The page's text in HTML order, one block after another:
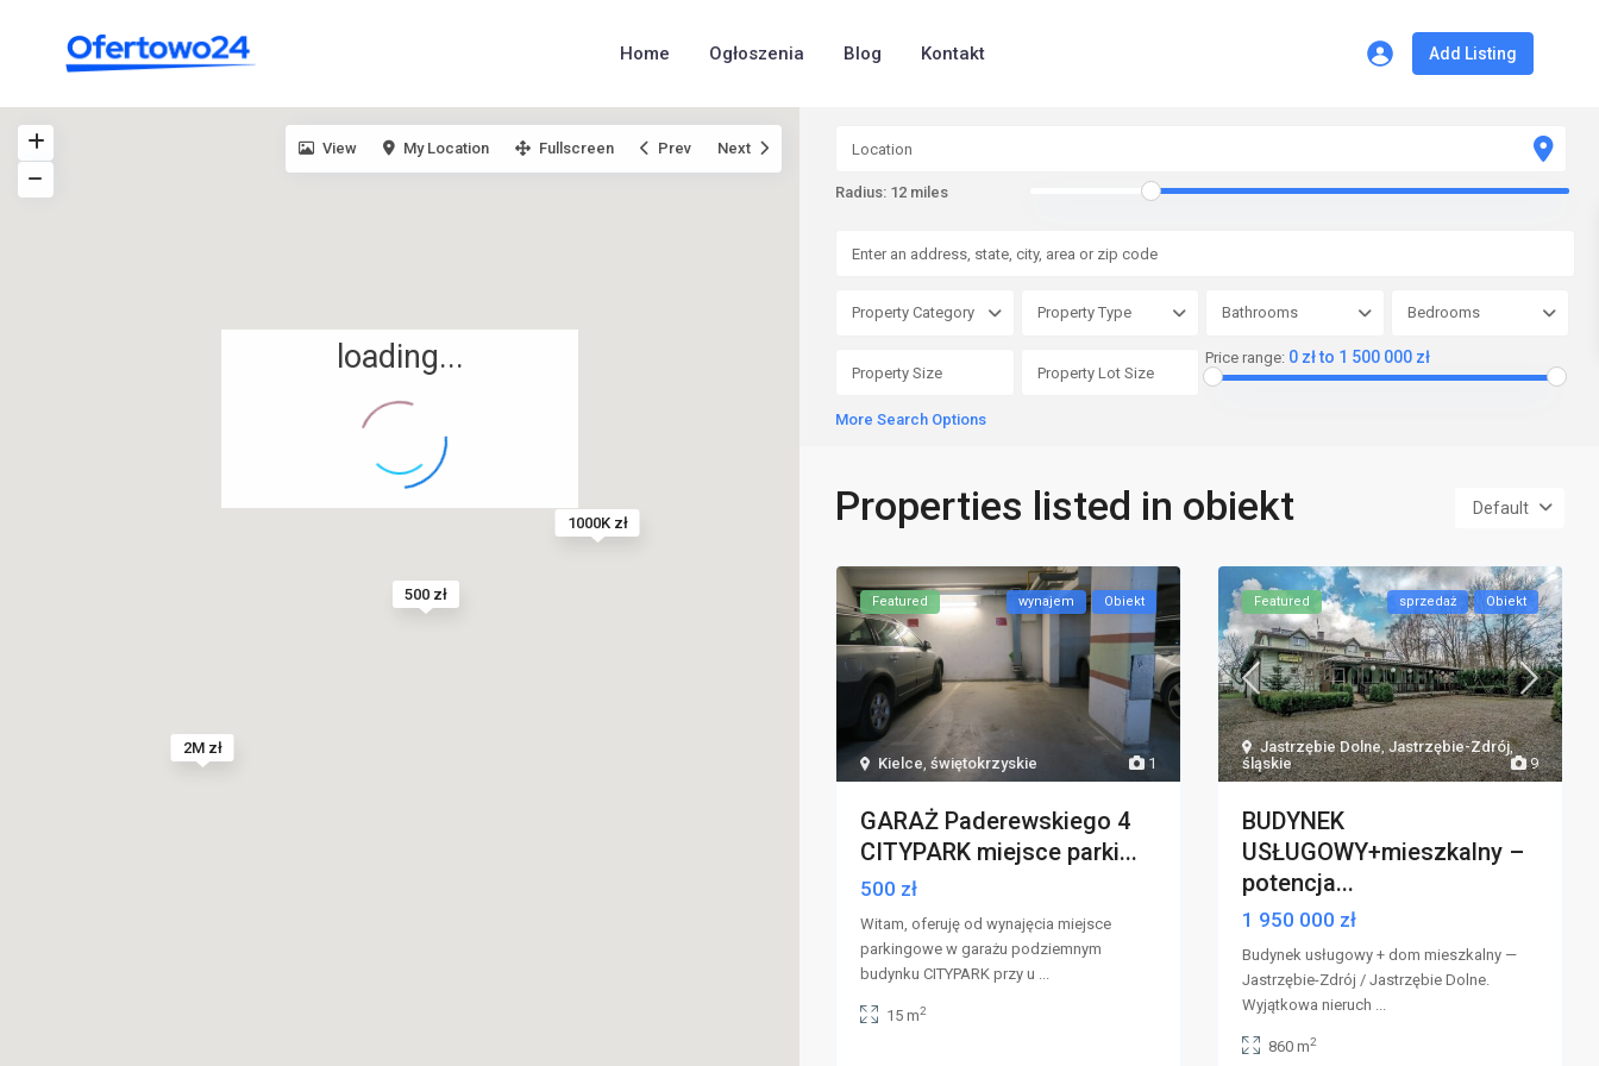
Home Ogłoszenia Blog Kontakt Add Listing
500 zł
2M zł
1000K zł
loading...
View My Location Fullscreen Prev Next
Radius: 12 miles
Property Category Property Type Bathrooms Bedrooms
Price range: 0 zł to 1 500 000 zł
More Search Options
Default
Properties listed in obiekt
1
Kielce świętokrzyskie
Featured wynajem Obiekt
GARAŻ Paderewskiego 4
CITYPARK miejsce parki...
500 zł
Witam, oferuję od wynajęcia miejsce
parkingowe w garażu podziemnym
budynku CITYPARK przy u
15 m2
9
Jastrzębie Dolne,Jastrzębie-Zdrój,
śląskie
Featured sprzedaż Obiekt
BUDYNEK
USŁUGOWY+mieszkalny –
potencja...
1 950 000 zł
Budynek usługowy + dom mieszkalny —
Jastrzębie-Zdrój / Jastrzębie Dolne.
Wyjątkowa nieruch
860 m2